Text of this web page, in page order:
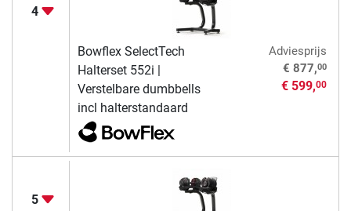
4
Bowflex SelectTech
Halterset 552i |
Verstelbare dumbbells
incl halterstandaard
Adviesprijs
€ 877,00
€ 599,00
5